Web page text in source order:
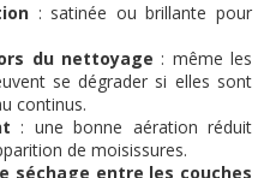
: satinée ou brillante pour
du nettoyage : même les
se dégrader si elles sont
continus.
: une bonne aération réduit
de moisissures.
séchage entre les couches